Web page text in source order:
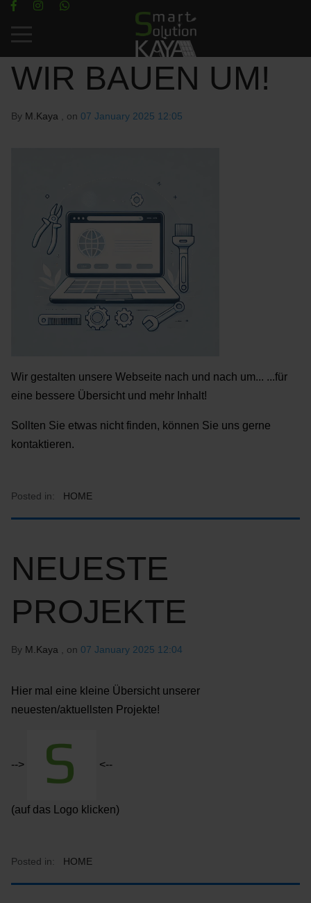
Mobile Menu Toggle
WIR BAUEN UM!
By M.Kaya , on 07 January 2025 12:05
Wir gestalten unsere Webseite nach und nach um... ...für
eine bessere Übersicht und mehr Inhalt!
Sollten Sie etwas nicht finden, können Sie uns gerne
kontaktieren.
Posted in: HOME
NEUESTE
PROJEKTE
By M.Kaya , on 07 January 2025 12:04
Hier mal eine kleine Übersicht unserer
neuesten/aktuellsten Projekte!
--> <--
(auf das Logo klicken)
Posted in: HOME